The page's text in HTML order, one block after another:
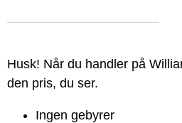
Husk! Når du handler på
den pris, du ser.
Ingen gebyrer